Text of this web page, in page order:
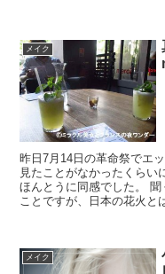
メイク
昨日7月14日の革命祭でエ
見たことがなかったくらい
ほんとうに同感でした。
ことですが、日本の花火と
メイク